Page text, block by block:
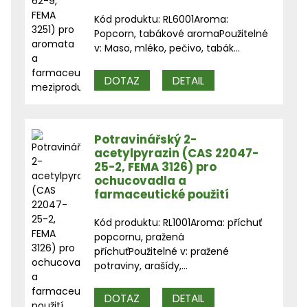
Kód produktu: RL6001Aroma:
Popcorn, tabákové aromaPoužitelné
v: Maso, mléko, pečivo, tabák...
DOTAZ DETAIL
Potravinářský 2-
acetylpyrazin (CAS 22047-
25-2, FEMA 3126) pro
ochucovadla a
farmaceutické použití
Kód produktu: RL1001Aroma: příchuť
popcornu, pražená
příchuťPoužitelné v: pražené
potraviny, arašídy,...
DOTAZ DETAIL